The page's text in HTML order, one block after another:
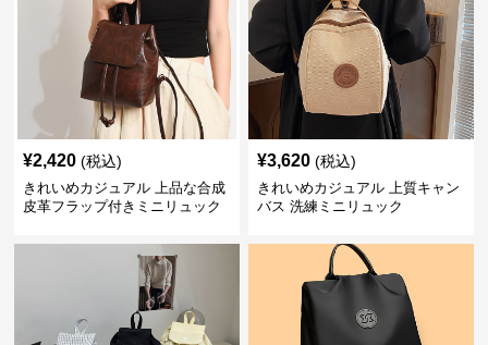
¥2,420 (税込)
きれいめカジュアル 上品な合成
皮革フラップ付きミニリュック
¥3,620 (税込)
きれいめカジュアル 上質キャン
バス 洗練ミニリュック